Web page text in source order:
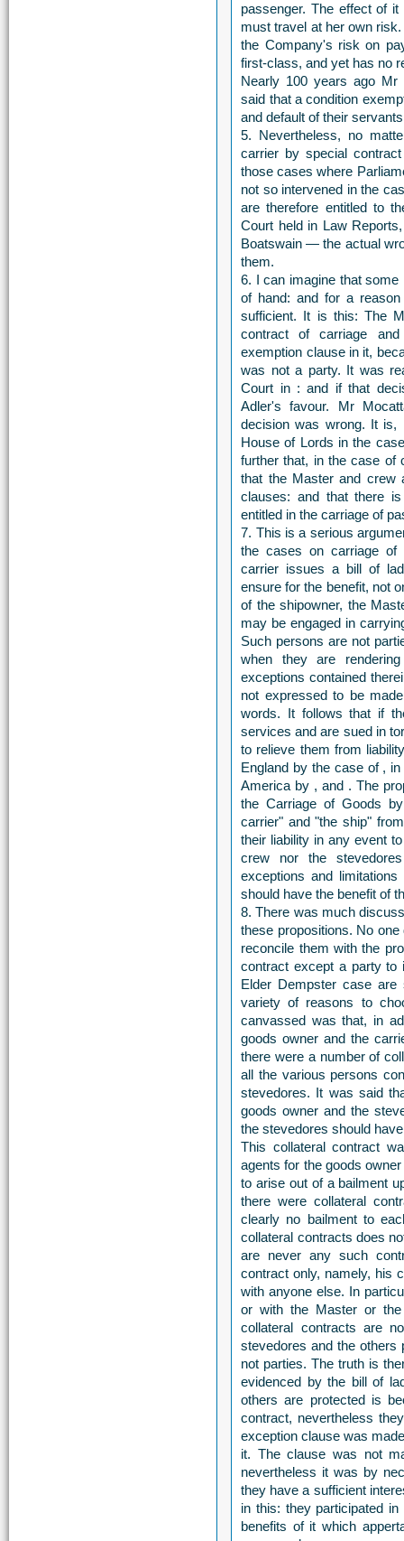
passenger. The effect of
must travel at her own
the Company's risk on
first-class, and yet has no
Nearly 100 years ago Mr
said that a condition
and default of their
5. Nevertheless, no
carrier by special
those cases where
not so intervened in the
are therefore entitled to
Court held in Law
Boatswain — the actual
them.
6. I can imagine that
of hand: and for a
sufficient. It is this: The
contract of carriage
exemption clause in it,
was not a party. It was
Court in : and if that
Adler's favour. Mr
decision was wrong. It is,
House of Lords in the
further that, in the case of
that the Master and crew
clauses: and that there
entitled in the carriage of
7. This is a serious
the cases on carriage of
carrier issues a bill of
ensure for the benefit, not
of the shipowner, the
may be engaged in
Such persons are not
when they are
exceptions contained
not expressed to be
words. It follows that if
services and are sued in
to relieve them from
England by the case of ,
America by , and . The
the Carriage of Goods
carrier" and "the ship"
their liability in any event
crew nor the
exceptions and
should have the benefit of
8. There was much
these propositions. No
reconcile them with the
contract except a party to
Elder Dempster case
variety of reasons to
canvassed was that, in
goods owner and the
there were a number of
all the various persons
stevedores. It was said
goods owner and the
the stevedores should
This collateral contract
agents for the goods
to arise out of a bailment
there were collateral
clearly no bailment to
collateral contracts does
are never any such
contract only, namely, his
with anyone else. In
or with the Master or
collateral contracts are
stevedores and the others
not parties. The truth is
evidenced by the bill of
others are protected is
contract, nevertheless
exception clause was
it. The clause was not
nevertheless it was by
they have a sufficient
in this: they participated
benefits of it which